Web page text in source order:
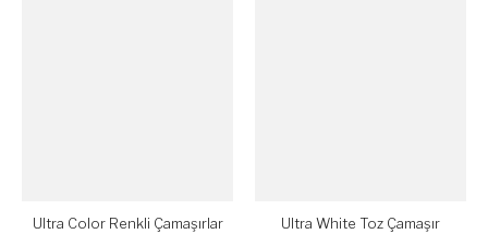
Ultra Color Renkli Çamaşırlar
Ultra White Toz Çamaşır